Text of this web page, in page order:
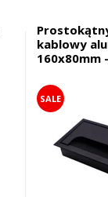
kablowy
160x80mm
SALE